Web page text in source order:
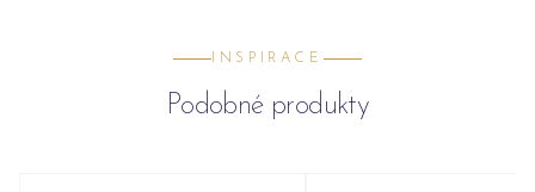
INSPIRACE
Podobné produkty